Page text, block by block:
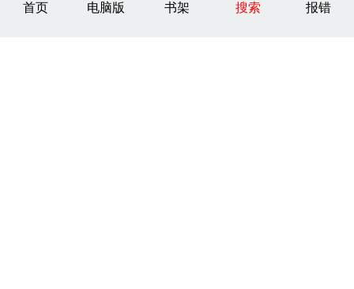
首页 电脑版 书架 搜索 报错